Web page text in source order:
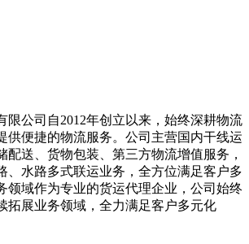
限公司自2012年创立以来，始终深耕物流
供便捷的物流服务。公司主营国内干线运
配送、货物包装、第三方物流增值服务，
、水路多式联运业务，全方位满足客户多
领域作为专业的货运代理企业，公司始终
拓展业务领域，全力满足客户多元化